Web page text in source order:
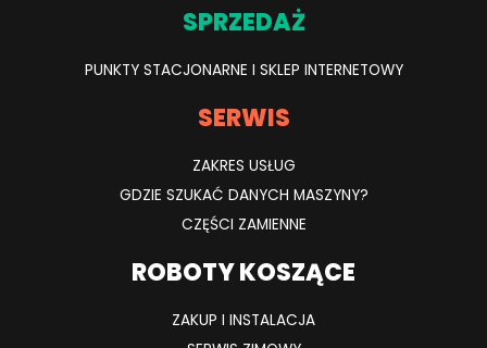
SPRZEDAŻ
PUNKTY STACJONARNE I SKLEP INTERNETOWY
SERWIS
ZAKRES USŁUG
GDZIE SZUKAĆ DANYCH MASZYNY?
CZĘŚCI ZAMIENNE
ROBOTY KOSZĄCE
ZAKUP I INSTALACJA